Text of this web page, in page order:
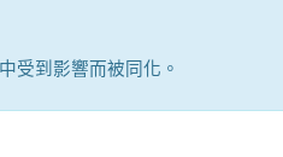
受到影響而被同化。